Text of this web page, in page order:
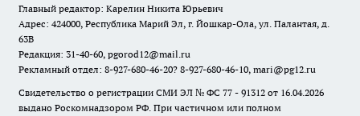
Главный редактор: Карелин Никита Юрьевич
Адрес: 424000, Республика Марий Эл, г. Йошкар-Ола, ул. Палантая, д.
63В
Редакция: 31-40-60, pgorod12@mail.ru
Рекламный отдел: 8-927-680-46-20? 8-927-680-46-10, mari@pg12.ru
Свидетельство о регистрации СМИ ЭЛ № ФС 77 - 91312 от 16.04.2026
выдано Роскомнадзором РФ. При частичном или полном